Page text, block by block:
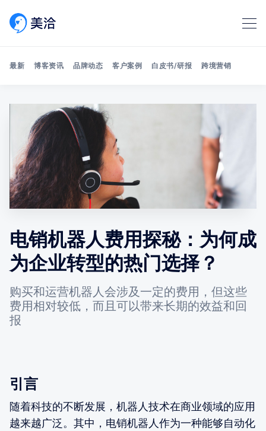
最新 博客资讯 品牌动态 客户案例 白皮书/研报 跨境营销
电销机器人费用探秘：为何成
为企业转型的热门选择？
购买和运营机器人会涉及一定的费用，但这些
费用相对较低，而且可以带来长期的效益和回
报
引言
随着科技的不断发展，机器人技术在商业领域的应用
越来越广泛。其中，电销机器人作为一种能够自动化